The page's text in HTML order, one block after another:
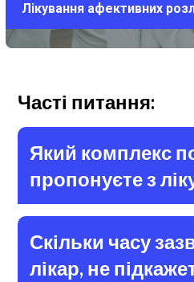
Лікування афективних
Часті питання:
Який комплекс
пропонуєте з
Скільки часу
лікар, не